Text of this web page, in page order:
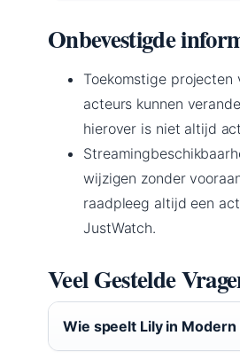
Onbevestigde
Toekomstige projecten
acteurs kunnen
hierover is niet altijd
wijzigen zonder
raadpleeg altijd een
JustWatch.
Veel Gestelde
Wie speelt Lily in Modern